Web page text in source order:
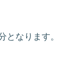
となります。